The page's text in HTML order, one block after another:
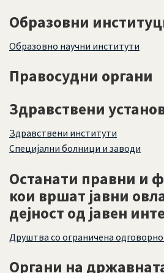
Образовни
Образовно научни институти
Правосудни органи
Здравствени
Здравствени институти
Специјални болници и заводи
Останати правни и
кои вршат јавни
дејност од јавен
Друштва со ограничена
Органи на